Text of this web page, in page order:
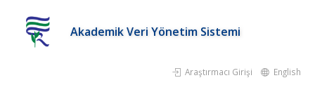
Akademik Veri Yönetim Sistemi
Araştırmacı Girişi English